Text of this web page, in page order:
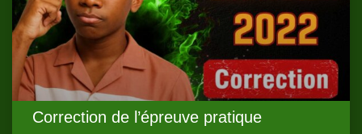
Correction de l’épreuve pratique